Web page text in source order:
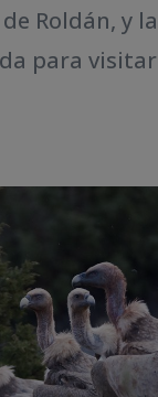
Roldán, y
para